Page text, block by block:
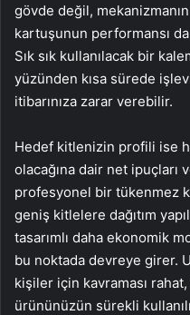
gövde değil,
kartuşunun performansı
Sık sık kullanılacak bir
yüzünden kısa sürede
itibarınıza zarar verebilir.
Hedef kitlenizin profili ise
olacağına dair net ipuçları
profesyonel bir tükenmez
geniş kitlelere dağıtım
tasarımlı daha ekonomik
bu noktada devreye girer.
kişiler için kavraması
ürününüzün sürekli